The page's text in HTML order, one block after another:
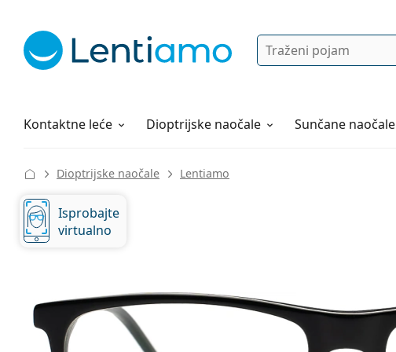
Pretraga
Kontaktne leće
Otopine za leće Dioptrijske naočale Sunčane naočale
Sve o kupovini
Dioptrijske naočale Lentiamo
Isprobajte
virtualno